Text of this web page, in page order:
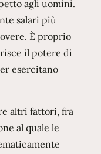
agli uomini.
salari più
È proprio
il potere di
esercitano
altri fattori, fra
al quale le